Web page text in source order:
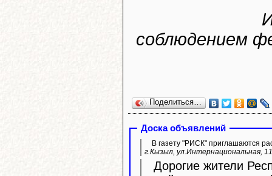
соблюдением
Поделиться…
Доска объявлений
В газету "РИСК" приглашаются
г.Кызыл, ул.Интернациональная,
Дорогие жители